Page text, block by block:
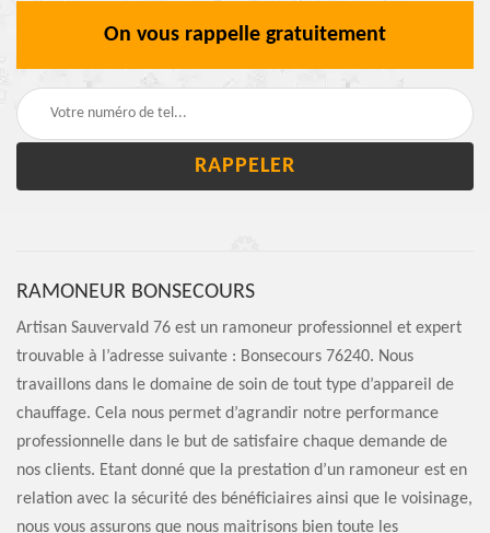
On vous rappelle gratuitement
RAMONEUR BONSECOURS
Artisan Sauvervald 76 est un ramoneur professionnel et expert
trouvable à l’adresse suivante : Bonsecours 76240. Nous
travaillons dans le domaine de soin de tout type d’appareil de
chauffage. Cela nous permet d’agrandir notre performance
professionnelle dans le but de satisfaire chaque demande de
nos clients. Etant donné que la prestation d’un ramoneur est en
relation avec la sécurité des bénéficiaires ainsi que le voisinage,
nous vous assurons que nous maitrisons bien toute les